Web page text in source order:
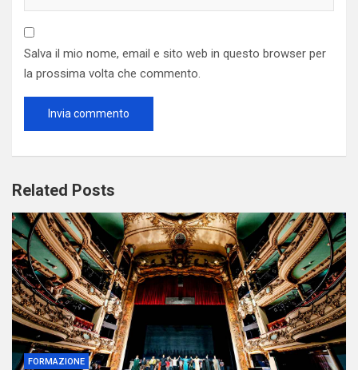
Salva il mio nome, email e sito web in questo browser per
la prossima volta che commento.
Related Posts
FORMAZIONE